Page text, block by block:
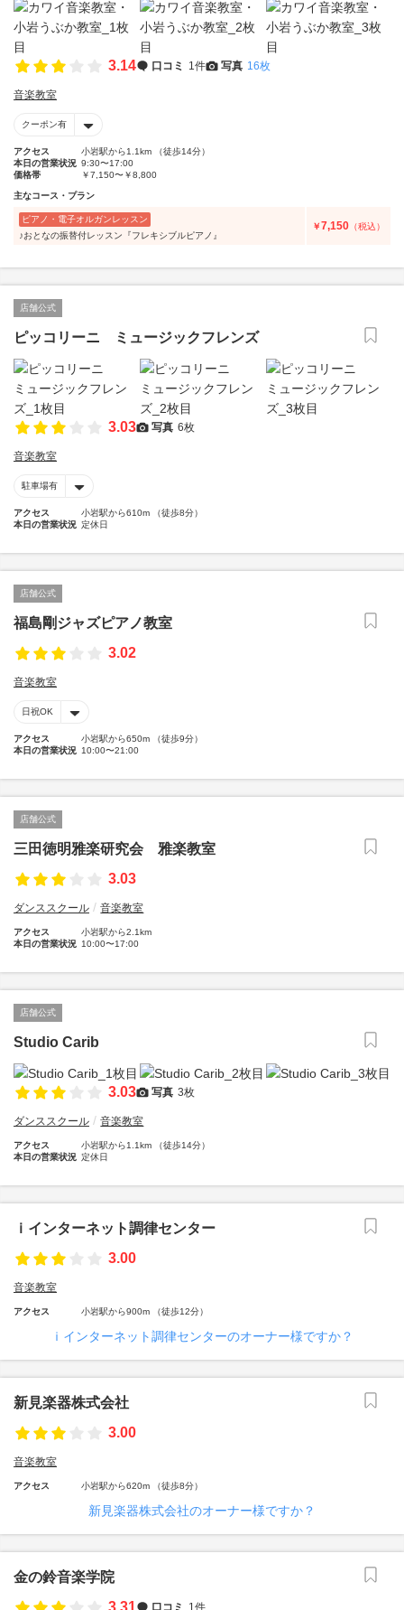
3.14 口コミ 1件 写真 16枚
音楽教室
クーポン有
アクセス
小岩駅から1.1km （徒歩14分）
本日の営業状況 9:30〜17:00
価格帯
￥7,150〜￥8,800
主なコース・プラン
ピアノ・電子オルガンレッスン
♪おとなの振替付レッスン『フレキシブルピアノ』
￥7,150 （税込）
店舗公式
ピッコリーニ ミュージックフレンズ
3.03 写真 6枚
音楽教室
駐車場有
アクセス
小岩駅から610m （徒歩8分）
本日の営業状況 定休日
店舗公式
福島剛ジャズピアノ教室
3.02
音楽教室
日祝OK
アクセス
小岩駅から650m （徒歩9分）
本日の営業状況 10:00〜21:00
店舗公式
三田徳明雅楽研究会 雅楽教室
3.03
ダンススクール 音楽教室
アクセス
小岩駅から2.1km
本日の営業状況 10:00〜17:00
店舗公式
Studio Carib
3.03 写真 3枚
ダンススクール 音楽教室
アクセス
小岩駅から1.1km （徒歩14分）
本日の営業状況 定休日
ｉインターネット調律センター
3.00
音楽教室
アクセス 小岩駅から900m （徒歩12分）
ｉインターネット調律センターのオーナー様ですか？
新見楽器株式会社
3.00
音楽教室
アクセス 小岩駅から620m （徒歩8分）
新見楽器株式会社のオーナー様ですか？
金の鈴音楽学院
3.31
口コミ 1件